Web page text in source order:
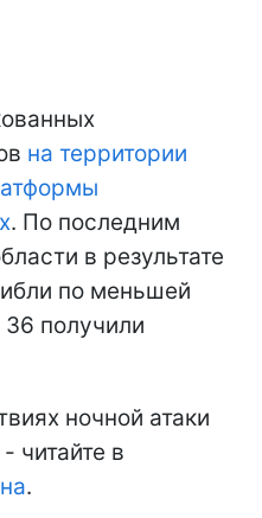
на территории
. По последним
в результате
по меньшей
получили
ночной атаки
читайте в
.